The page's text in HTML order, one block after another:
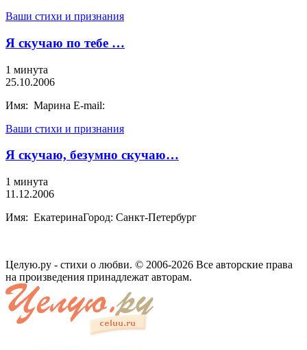
Ваши стихи и признания
Я скучаю по тебе …
1 минута
25.10.2006
Имя: Марина E-mail:
Ваши стихи и признания
Я скучаю, безумно скучаю…
1 минута
11.12.2006
Имя: ЕкатеринаГород: Санкт-Петербург
Целую.ру - стихи о любви. © 2006-2026 Все авторские права
на произведения принадлежат авторам.